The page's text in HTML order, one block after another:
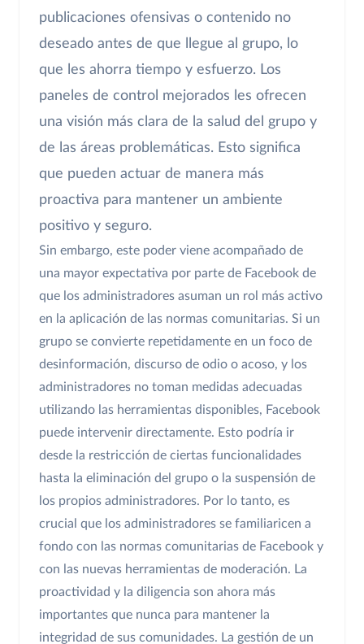
publicaciones ofensivas o contenido no
deseado antes de que llegue al grupo, lo
que les ahorra tiempo y esfuerzo. Los
paneles de control mejorados les ofrecen
una visión más clara de la salud del grupo y
de las áreas problemáticas. Esto significa
que pueden actuar de manera más
proactiva para mantener un ambiente
positivo y seguro.
Sin embargo, este poder viene acompañado de
una mayor expectativa por parte de Facebook de
que los administradores asuman un rol más activo
en la aplicación de las normas comunitarias. Si un
grupo se convierte repetidamente en un foco de
desinformación, discurso de odio o acoso, y los
administradores no toman medidas adecuadas
utilizando las herramientas disponibles, Facebook
puede intervenir directamente. Esto podría ir
desde la restricción de ciertas funcionalidades
hasta la eliminación del grupo o la suspensión de
los propios administradores. Por lo tanto, es
crucial que los administradores se familiaricen a
fondo con las normas comunitarias de Facebook y
con las nuevas herramientas de moderación. La
proactividad y la diligencia son ahora más
importantes que nunca para mantener la
integridad de sus comunidades. La gestión de un